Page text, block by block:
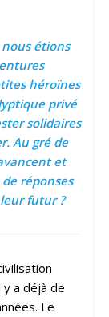
étions
héroïnes
privé
solidaires
Au gré de
et
réponses
leur futur ?
y a déjà de
Le